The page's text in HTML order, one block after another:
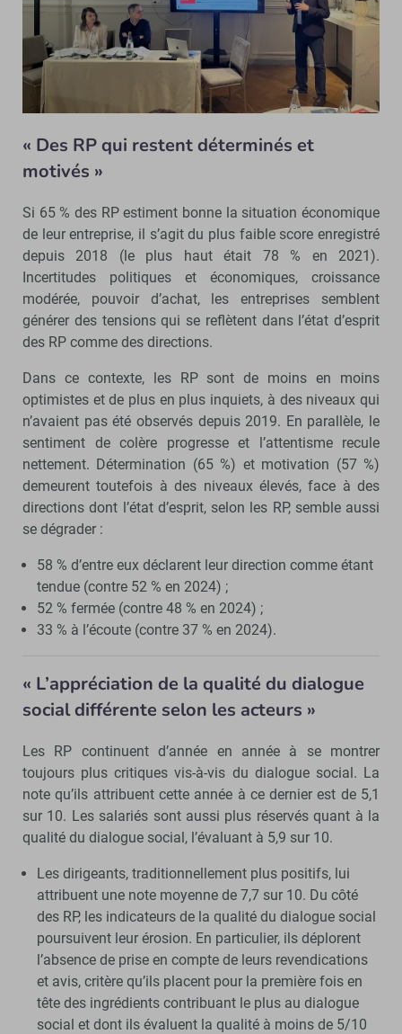
« Des RP qui restent déterminés et
motivés »
Si 65 % des RP estiment bonne la situation économique
de leur entreprise, il s’agit du plus faible score enregistré
depuis 2018 (le plus haut était 78 % en 2021).
Incertitudes politiques et économiques, croissance
modérée, pouvoir d’achat, les entreprises semblent
générer des tensions qui se reflètent dans l’état d’esprit
des RP comme des directions.
Dans ce contexte, les RP sont de moins en moins
optimistes et de plus en plus inquiets, à des niveaux qui
n’avaient pas été observés depuis 2019. En parallèle, le
sentiment de colère progresse et l’attentisme recule
nettement. Détermination (65 %) et motivation (57 %)
demeurent toutefois à des niveaux élevés, face à des
directions dont l’état d’esprit, selon les RP, semble aussi
se dégrader :
58 % d’entre eux déclarent leur direction comme étant
tendue (contre 52 % en 2024) ;
52 % fermée (contre 48 % en 2024) ;
33 % à l’écoute (contre 37 % en 2024).
« L’appréciation de la qualité du dialogue
social différente selon les acteurs »
Les RP continuent d’année en année à se montrer
toujours plus critiques vis-à-vis du dialogue social. La
note qu’ils attribuent cette année à ce dernier est de 5,1
sur 10. Les salariés sont aussi plus réservés quant à la
qualité du dialogue social, l’évaluant à 5,9 sur 10.
Les dirigeants, traditionnellement plus positifs, lui
attribuent une note moyenne de 7,7 sur 10. Du côté
des RP, les indicateurs de la qualité du dialogue social
poursuivent leur érosion. En particulier, ils déplorent
l’absence de prise en compte de leurs revendications
et avis, critère qu’ils placent pour la première fois en
tête des ingrédients contribuant le plus au dialogue
social et dont ils évaluent la qualité à moins de 5/10